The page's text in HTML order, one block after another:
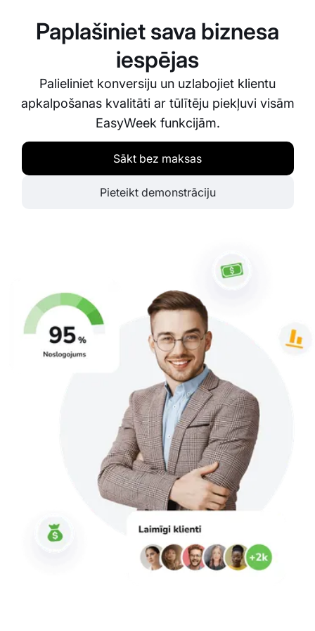
skaitu.
Paplašiniet sava biznesa
iespējas
Palieliniet konversiju un uzlabojiet klientu
apkalpošanas kvalitāti ar tūlītēju piekļuvi visām
EasyWeek funkcijām.
Sākt bez maksas
Pieteikt demonstrāciju